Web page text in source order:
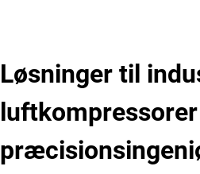
Løsninger til